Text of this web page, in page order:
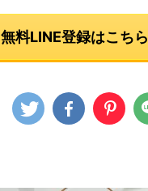
無料LINE登録はこちら